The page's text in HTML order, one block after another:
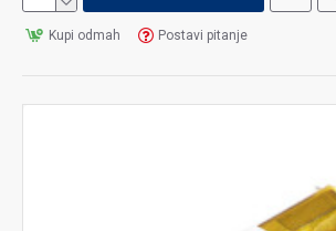
Kupi odmah Postavi pitanje